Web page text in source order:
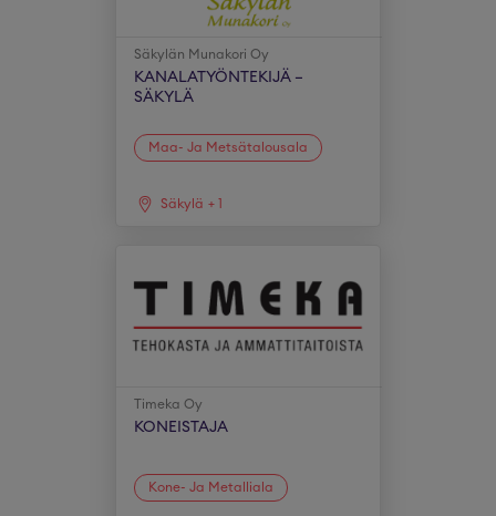
Säkylän Munakori Oy
KANALATYÖNTEKIJÄ –
SÄKYLÄ
Maa- Ja Metsätalousala
Säkylä + 1
Timeka Oy
KONEISTAJA
Kone- Ja Metalliala